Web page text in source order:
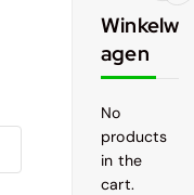
Winkelw
agen
No
products
in the
cart.